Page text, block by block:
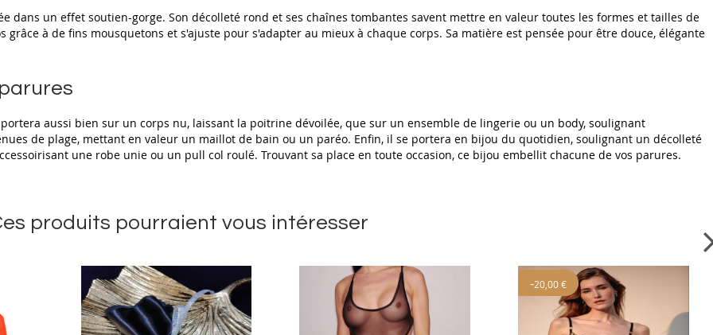
un effet soutien-gorge. Son décolleté rond et ses chaînes tombantes savent mettre en valeur toutes les formes et tailles de
à de fins mousquetons et s'ajuste pour s'adapter au mieux à chaque corps. Sa matière est pensée pour être douce, élégante
aussi bien sur un corps nu, laissant la poitrine dévoilée, que sur un ensemble de lingerie ou un body, soulignant
de plage, mettant en valeur un maillot de bain ou un paréo. Enfin, il se portera en bijou du quotidien, soulignant un décolleté
une robe unie ou un pull col roulé. Trouvant sa place en toute occasion, ce bijou embellit chacune de vos parures.
produits pourraient vous intéresser
-20,00 €